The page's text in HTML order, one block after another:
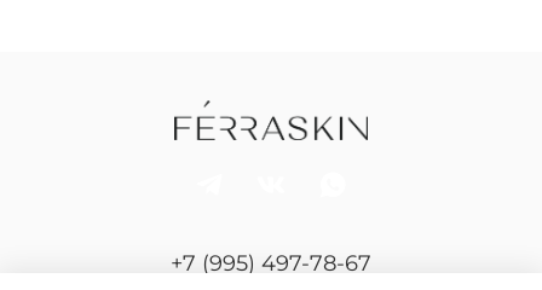
+7 (995) 497-78-67